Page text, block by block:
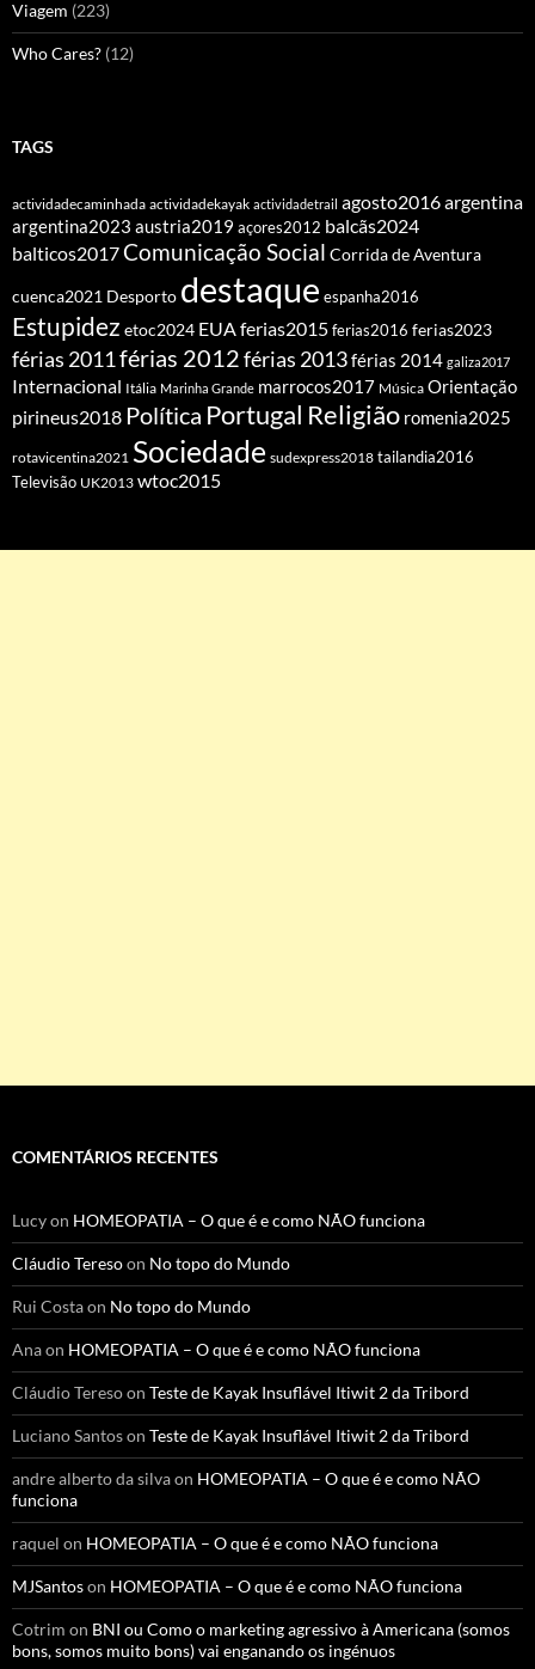
Viagem (223)
Who Cares? (12)
TAGS
actividadecaminhada actividadekayak actividadetrail agosto2016argentina
argentina2023 austria2019 açores2012 balcãs2024
balticos2017Comunicação Social Corrida de Aventura
cuenca2021 Desporto destaque espanha2016
Estupidez etoc2024 EUAferias2015ferias2016 ferias2023
férias 2011férias 2012férias 2013férias 2014 galiza2017
Internacional Itália Marinha Grande marrocos2017 Música Orientação
pirineus2018 Política Portugal Religião romenia2025
rotavicentina2021 Sociedade sudexpress2018 tailandia2016
Televisão UK2013 wtoc2015
COMENTÁRIOS RECENTES
Lucyon HOMEOPATIA – O que é e como NÃO funciona
Cláudio Teresoon No topo do Mundo
Rui Costaon No topo do Mundo
Anaon HOMEOPATIA – O que é e como NÃO funciona
Cláudio Teresoon Teste de Kayak Insuflável Itiwit 2 da Tribord
Luciano Santoson Teste de Kayak Insuflável Itiwit 2 da Tribord
andre alberto da silvaon HOMEOPATIA – O que é e como NÃO
funciona
raquel on HOMEOPATIA – O que é e como NÃO funciona
MJSantoson HOMEOPATIA – O que é e como NÃO funciona
Cotrim on BNI ou Como o marketing agressivo à Americana (somos
bons, somos muito bons) vai enganando os ingénuos